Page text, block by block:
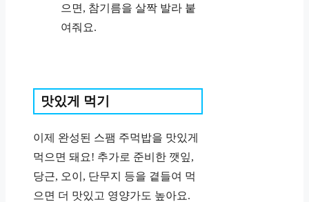
으면, 참기름을 살짝 발라 붙
여줘요.
맛있게 먹기 ️
이제 완성된 스팸 주먹밥을 맛있게
먹으면 돼요! 추가로 준비한 깻잎,
당근, 오이, 단무지 등을 곁들여 먹
으면 더 맛있고 영양가도 높아요.